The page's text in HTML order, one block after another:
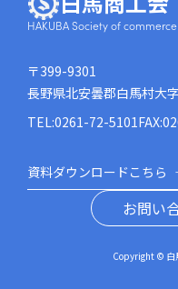
HAKUBA Society of
〒399-9301
長野県北安曇郡白馬村大
TEL:0261-72-5101
資料ダウンロードこちら
お問い
Copyright © 白